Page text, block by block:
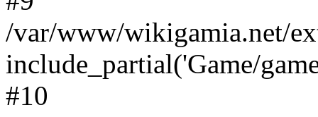
/var/www/wikigamia.net/
include_partial('Game/
#10